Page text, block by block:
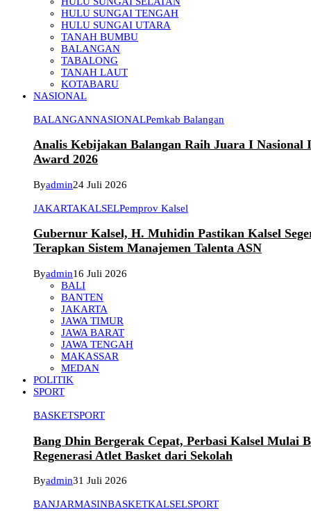
HULU SUNGAI TENGAH
HULU SUNGAI UTARA
TANAH BUMBU
BALANGAN
TABALONG
TANAH LAUT
KOTABARU
NASIONAL
BALANGANNASIONALPemkab Balangan
Analis Kebijakan Balangan Raih Juara I Nasional
Award 2026
Byadmin24 Juli 2026
JAKARTAKALSELPemprov Kalsel
Gubernur Kalsel, H. Muhidin Pastikan Kalsel
Terapkan Sistem Manajemen Talenta ASN
Byadmin16 Juli 2026
BALI
BANTEN
JAKARTA
JAWA TIMUR
JAWA BARAT
JAWA TENGAH
MAKASSAR
MEDAN
POLITIK
SPORT
BASKETSPORT
Bang Dhin Bergerak Cepat, Perbasi Kalsel Mulai
Regenerasi Atlet Basket dari Sekolah
Byadmin31 Juli 2026
BANJARMASINBASKETKALSELSPORT